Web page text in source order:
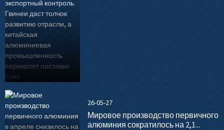
26-05-27
Мировое производство первичного
алюминия сократилось на 2,1...